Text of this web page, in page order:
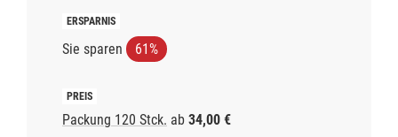
Sie sparen 61%
Packung 120 Stck. ab 34,00 €